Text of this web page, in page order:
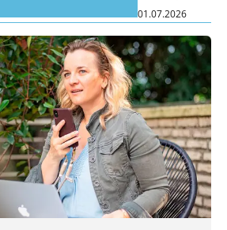
01.07.2026